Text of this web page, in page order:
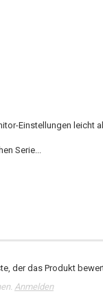
Einstellungen leicht
Serie...
der das Produkt
Anmelden